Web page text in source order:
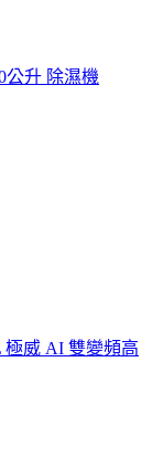
公升 除濕機
極威 AI 雙變頻高